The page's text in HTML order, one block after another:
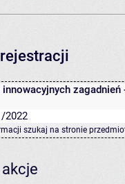
zagadnień
2022
szukaj na stronie